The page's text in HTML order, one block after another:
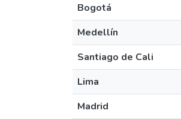
Bogotá
Medellín
Santiago de Cali
Lima
Madrid